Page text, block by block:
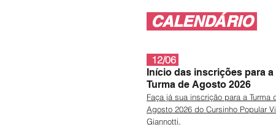
CALENDÁRIO
12/06
Início das inscrições para a
Turma de Agosto 2026
Faça já sua inscrição para a Turma
Agosto 2026 do Cursinho Popular
Giannotti.